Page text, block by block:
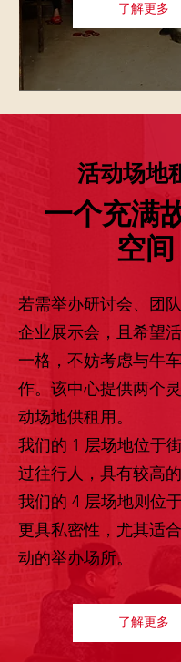
了解更多
活动场地
一个充满
空间
若需举办研讨会、团
企业展示会，且希望
一格，不妨考虑与牛
作。该中心提供两个
动场地供租用。
我们的 1 层场地位于
过往行人，具有较高
我们的 4 层场地则位
更具私密性，尤其适
动的举办场所。
了解更多